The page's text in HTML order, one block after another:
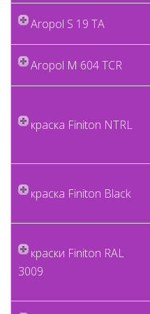
Aropol S 19 TA
Aropol M 604 TCR
краскa Finiton NTRL
краскa Finiton Black
краски Finiton RAL
3009